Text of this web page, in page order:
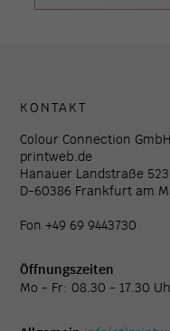
KONTAKT
Colour Connection GmbH
printweb.de
Hanauer Landstraße 523
D-60386 Frankfurt am
Fon +49 69 9443730
Öffnungszeiten
Mo - Fr: 08.30 - 17.30